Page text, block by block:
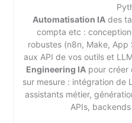
Automatisation IAdes
compta etc :
robustes (n8n, Make,
aux API de vos outils et
Engineering IA pour créer
sur mesure : intégration de
assistants métier,
APIs,